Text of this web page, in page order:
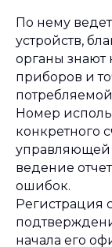
По нему
устройств,
органы знают
приборов и
Номер
конкретного
управляющей
ведение
ошибок.
Регистрация
начала его